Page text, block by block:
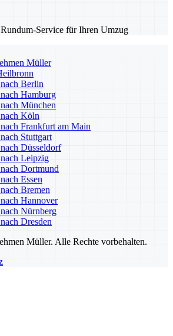
Service für Ihren Umzug
Müller
Berlin
Hamburg
München
Köln
Frankfurt am Main
Stuttgart
Düsseldorf
Leipzig
Dortmund
Essen
Bremen
Hannover
Nürnberg
Dresden
Müller. Alle Rechte vorbehalten.